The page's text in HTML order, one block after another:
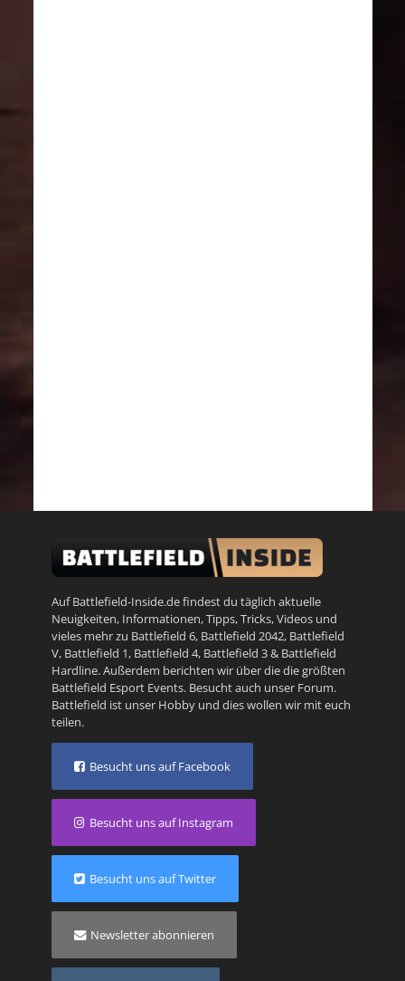
Auf Battlefield-Inside.de findest du täglich aktuelle
Neuigkeiten, Informationen, Tipps, Tricks, Videos und
vieles mehr zu Battlefield 6, Battlefield 2042, Battlefield
V, Battlefield 1, Battlefield 4, Battlefield 3& Battlefield
Hardline. Außerdem berichten wir über die die größten
Battlefield Esport Events. Besucht auch unser Forum.
Battlefield ist unser Hobby und dies wollen wir mit euch
teilen.
Besucht uns auf Facebook
Besucht uns auf Instagram
Besucht uns auf Twitter
Newsletter abonnieren